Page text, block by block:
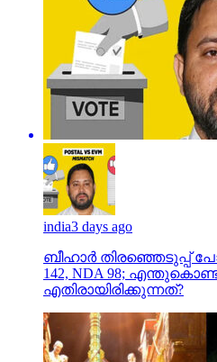
india3 days ago
ബീഹാർ തിരഞ്ഞെടുപ്പ്
142, NDA 98;
എതിരായിരിക്കുന്നത്?